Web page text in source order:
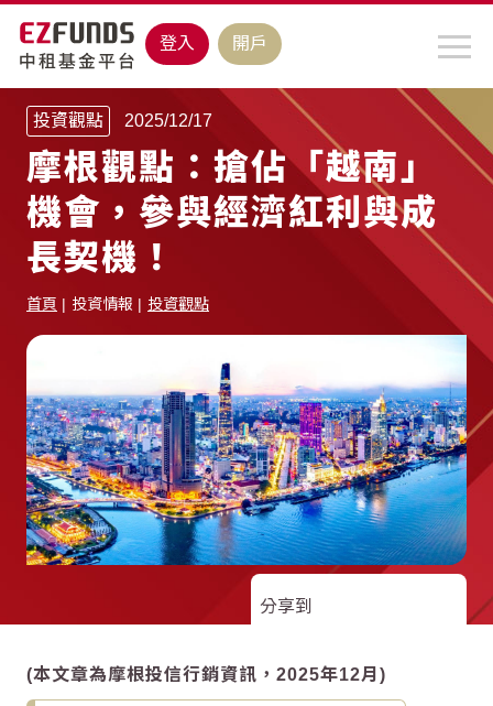
登入 開戶
投資觀點 2025/12/17
摩根觀點：搶佔「越南」
機會，參與經濟紅利與成
長契機！
首頁 投資情報 投資觀點
分享到
(本文章為摩根投信行銷資訊，2025年12月)